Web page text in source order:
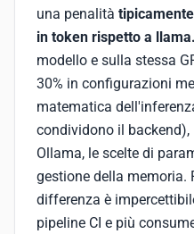
una penalità
in token rispetto a
modello e sulla stessa
30% in configurazioni
matematica
condividono il backend),
Ollama, le scelte di
gestione della memoria.
differenza è
pipeline CI e più